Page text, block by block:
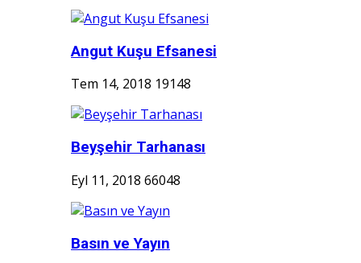
Angut Kuşu Efsanesi
Tem 14, 2018 19148
Beyşehir Tarhanası
Eyl 11, 2018 66048
Basın ve Yayın